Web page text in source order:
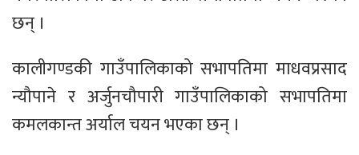
छन् ।
कालीगण्डकी गाउँपालिकाको सभापतिमा माधवप्रसाद
न्यौपाने र अर्जुनचौपारी गाउँपालिकाको सभापतिमा
कमलकान्त अर्याल चयन भएका छन् ।